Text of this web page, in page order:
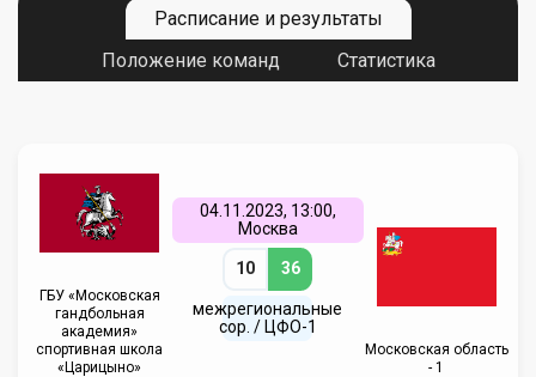
Расписание и результаты
Положение команд
Статистика
ГБУ «Московская
гандбольная
академия»
спортивная школа
«Царицыно»
04.11.2023, 13:00,
Москва
10 36
межрегиональные
сор. / ЦФО-1
Московская область
- 1